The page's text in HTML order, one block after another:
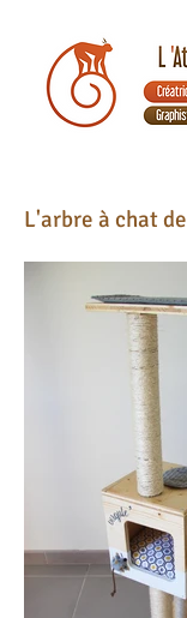
L'arbre à chat de